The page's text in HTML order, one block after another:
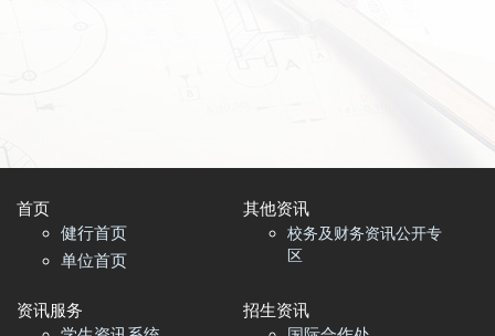
首页​
健行首页
单位首页
其他资讯
校务及财务资讯公开专
区
资讯服务
招生资讯